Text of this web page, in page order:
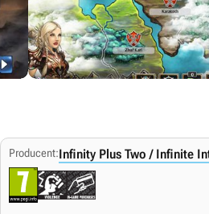
Apple iOS
29 października 2014
Angielskie napisy i dialogi.
Producent:Infinity Plus Two / Infinite